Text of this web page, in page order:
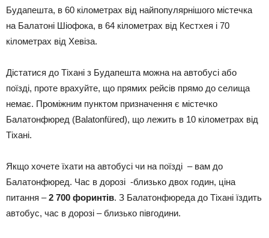
Будапешта, в 60 кілометрах від найпопулярнішого містечка
на Балатоні Шіофока, в 64 кілометрах від Кестхея і 70
кілометрах від Хевіза.
Дістатися до Тіхані з Будапешта можна на автобусі або
поїзді, проте врахуйте, що прямих рейсів прямо до селища
немає. Проміжним пунктом призначення є містечко
Балатонфюред (Balatonfüred), що лежить в 10 кілометрах від
Тіхані.
Якщо хочете їхати на автобусі чи на поїзді – вам до
Балатонфюред. Час в дорозі -близько двох годин, ціна
питання –2 700 форинтів. З Балатонфюреда до Тіхані їздить
автобус, час в дорозі – близько півгодини.